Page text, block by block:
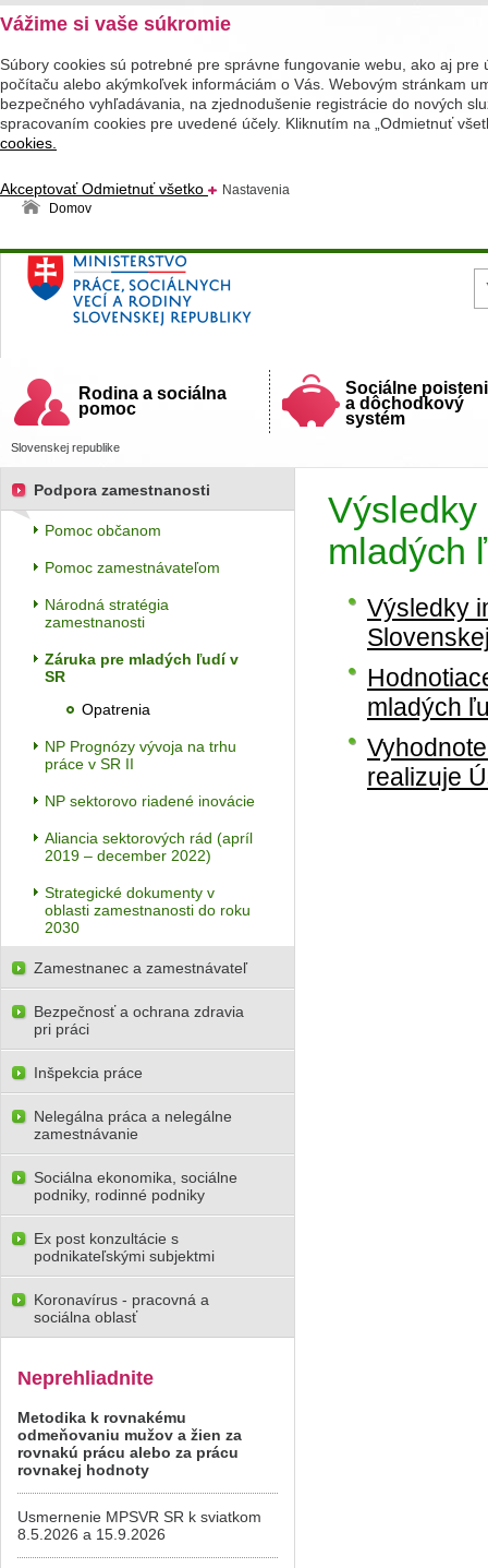
Vážime si vaše súkromie
Súbory cookies sú potrebné pre správne fungovanie webu, ako aj
počítaču alebo akýmkoľvek informáciám o Vás. Webovým stránkam
bezpečného vyhľadávania, na zjednodušenie registrácie do nových
spracovaním cookies pre uvedené účely. Kliknutím na „Odmietnuť
cookies.
AkceptovaťOdmietnuť všetko
Nastavenia
Domov
Ministerstvo práce, sociálnych vecí a rodiny
Slovenskej republiky
Rodina a sociálna
pomoc
Sociálne
a dôchodkový
systém
Slovenskej republike
Výsledky
mladých
Výsledky
mladých
realizuje
Podpora zamestnanosti
Pomoc občanom
Pomoc zamestnávateľom
Národná stratégia
zamestnanosti
Záruka pre mladých ľudí v
SR
Opatrenia
NP Prognózy vývoja na trhu
práce v SR II
NP sektorovo riadené inovácie
Aliancia sektorových rád (apríl
2019 – december 2022)
Strategické dokumenty v
oblasti zamestnanosti do roku
2030
Zamestnanec a zamestnávateľ
Bezpečnosť a ochrana zdravia
pri práci
Inšpekcia práce
Nelegálna práca a nelegálne
zamestnávanie
Sociálna ekonomika, sociálne
podniky, rodinné podniky
Ex post konzultácie s
podnikateľskými subjektmi
Koronavírus - pracovná a
sociálna oblasť
Neprehliadnite
Metodika k rovnakému
odmeňovaniu mužov a žien za
rovnakú prácu alebo za prácu
rovnakej hodnoty
Usmernenie MPSVR SR k sviatkom
8.5.2026 a 15.9.2026